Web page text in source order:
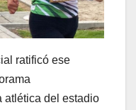
ratificó ese
atlética del estadio